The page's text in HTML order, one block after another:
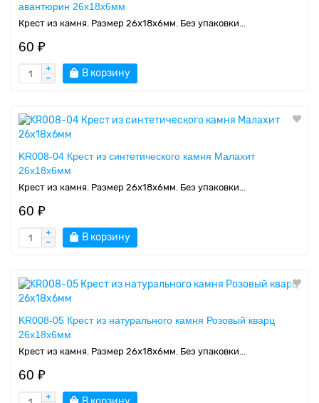
авантюрин 26х18х6мм
Крест из камня. Размер 26х18х6мм. Без упаковки...
60 ₽
В корзину
KR008-04 Крест из синтетического камня Малахит
26х18х6мм
Крест из камня. Размер 26х18х6мм. Без упаковки...
60 ₽
В корзину
KR008-05 Крест из натурального камня Розовый кварц
26х18х6мм
Крест из камня. Размер 26х18х6мм. Без упаковки...
60 ₽